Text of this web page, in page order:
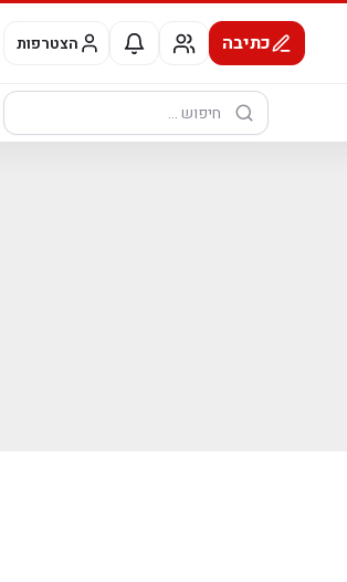
כתיבה הצטרפות
חיפוש: